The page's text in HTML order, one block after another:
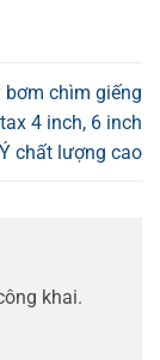
bơm chìm giếng
4 inch, 6 inch
chất lượng cao
khai.